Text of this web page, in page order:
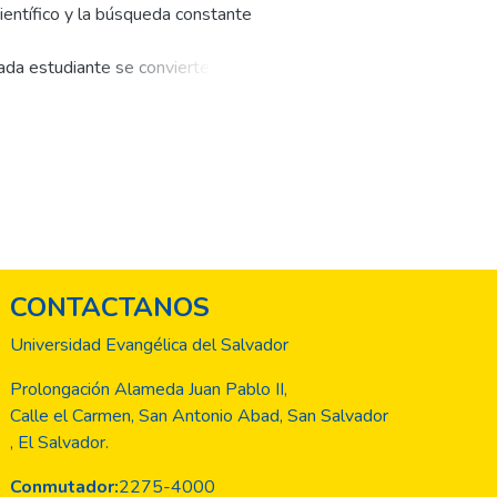
y la búsqueda constante
estudiante se convierte en un
anuario, hemos recopilado
Juntos estamos
CONTACTANOS
Universidad Evangélica del Salvador
Prolongación Alameda Juan Pablo II,
Calle el Carmen, San Antonio Abad, San Salvador
, El Salvador.
Conmutador:2275-4000